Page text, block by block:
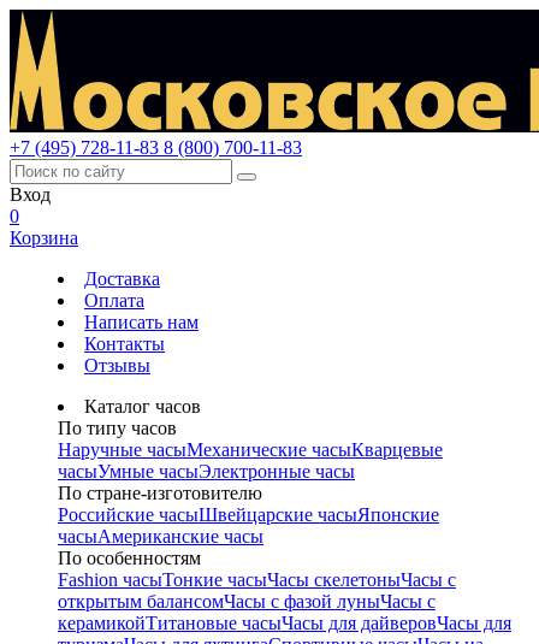
+7 (495) 728-11-83 8 (800) 700-11-83
Вход
0
Корзина
Доставка
Оплата
Написать нам
Контакты
Отзывы
Каталог часов
По типу часов
Наручные часыМеханические часыКварцевые
часыУмные часыЭлектронные часы
По стране-изготовителю
Российские часыШвейцарские часыЯпонские
часыАмериканские часы
По особенностям
Fashion часыТонкие часыЧасы скелетоныЧасы с
открытым балансомЧасы с фазой луныЧасы с
керамикойТитановые часыЧасы для дайверовЧасы для